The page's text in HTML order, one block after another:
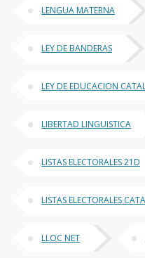
LENGUA MATERNA
LEY DE BANDERAS
LEY DE EDUCACION
LIBERTAD LINGUISTICA
LISTAS ELECTORALES 21D
LISTAS ELECTORALES
LLOC NET